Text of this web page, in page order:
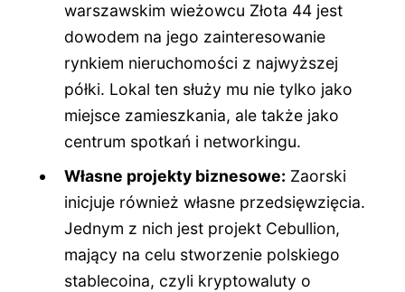
warszawskim wieżowcu Złota 44 jest
dowodem na jego zainteresowanie
rynkiem nieruchomości z najwyższej
półki. Lokal ten służy mu nie tylko jako
miejsce zamieszkania, ale także jako
centrum spotkań i networkingu.
Własne projekty biznesowe: Zaorski
inicjuje również własne przedsięwzięcia.
Jednym z nich jest projekt Cebullion,
mający na celu stworzenie polskiego
stablecoina, czyli kryptowaluty o